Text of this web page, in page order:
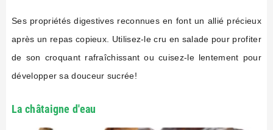
Ses propriétés digestives reconnues en font un allié précieux
après un repas copieux. Utilisez-le cru en salade pour profiter
de son croquant rafraîchissant ou cuisez-le lentement pour
développer sa douceur sucrée!
La châtaigne d'eau